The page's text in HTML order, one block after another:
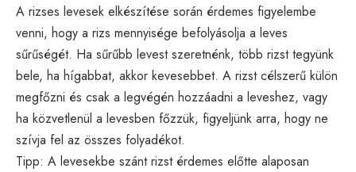
A rizses levesek elkészítése során érdemes figyelembe
venni, hogy a rizs mennyisége befolyásolja a leves
sűrűségét. Ha sűrűbb levest szeretnénk, több rizst tegyünk
bele, ha hígabbat, akkor kevesebbet. A rizst célszerű külön
megfőzni és csak a legvégén hozzáadni a leveshez, vagy
ha közvetlenül a levesben főzzük, figyeljünk arra, hogy ne
szívja fel az összes folyadékot.
Tipp: A levesekbe szánt rizst érdemes előtte alaposan